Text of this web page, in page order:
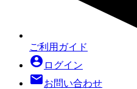
ご利用ガイド
account_circle ログイン
mailお問い合わせ